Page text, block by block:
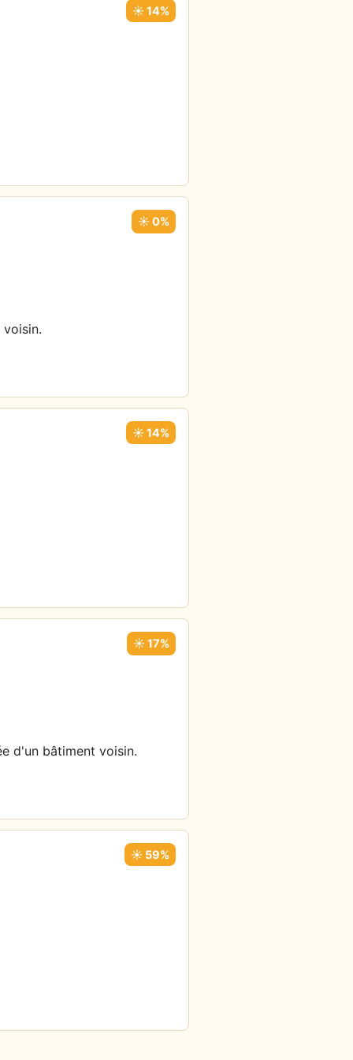
☀️ 14%
☀️ 0%
☀️ 14%
☀️ 17%
d'un bâtiment voisin.
☀️ 59%